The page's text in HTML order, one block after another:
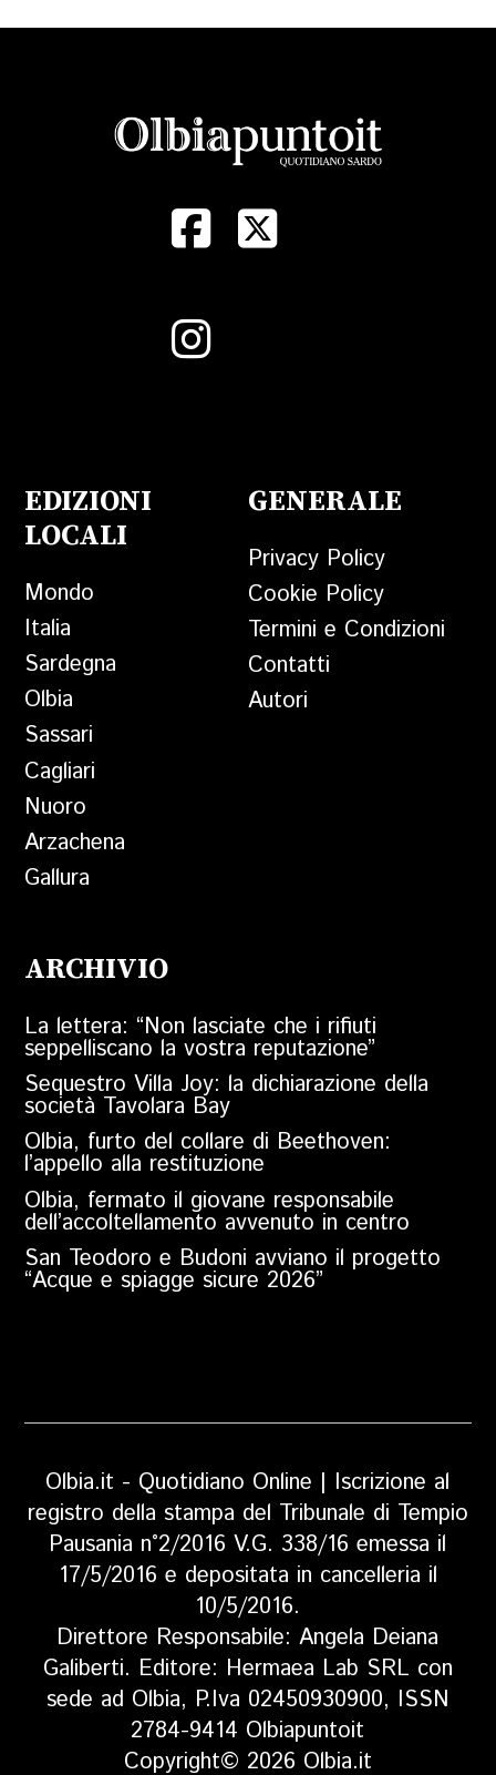
EDIZIONI
LOCALI
Mondo
Italia
Sardegna
Olbia
Sassari
Cagliari
Nuoro
Arzachena
Gallura
GENERALE
Privacy Policy
Cookie Policy
Termini e Condizioni
Contatti
Autori
ARCHIVIO
La lettera: “Non lasciate che i rifiuti
seppelliscano la vostra reputazione”
Sequestro Villa Joy: la dichiarazione della
società Tavolara Bay
Olbia, furto del collare di Beethoven:
l’appello alla restituzione
Olbia, fermato il giovane responsabile
dell’accoltellamento avvenuto in centro
San Teodoro e Budoni avviano il progetto
“Acque e spiagge sicure 2026”
Olbia.it - Quotidiano Online | Iscrizione al
registro della stampa del Tribunale di Tempio
Pausania n°2/2016 V.G. 338/16 emessa il
17/5/2016 e depositata in cancelleria il
10/5/2016.
Direttore Responsabile: Angela Deiana
Galiberti. Editore: Hermaea Lab SRL con
sede ad Olbia, P.Iva 02450930900, ISSN
2784-9414 Olbiapuntoit
Copyright© 2026 Olbia.it